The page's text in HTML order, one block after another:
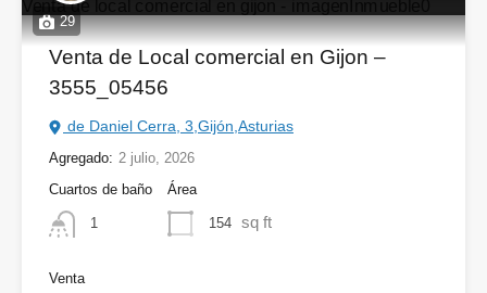
29
Venta de Local comercial en Gijon –
3555_05456
de Daniel Cerra, 3,Gijón,Asturias
Agregado: 2 julio, 2026
Cuartos de baño
1
Área
154 sq ft
Venta